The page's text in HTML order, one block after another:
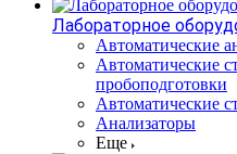
Лабораторное
Автоматические
Автоматические
пробоподготовки
Автоматические
Анализаторы
Еще